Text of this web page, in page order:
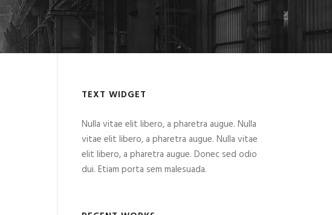
TEXT WIDGET
Nulla vitae elit libero, a pharetra augue. Nulla
vitae elit libero, a pharetra augue. Nulla vitae
elit libero, a pharetra augue. Donec sed odio
dui. Etiam porta sem malesuada.